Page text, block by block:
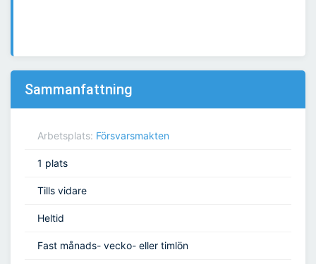
Sammanfattning
Arbetsplats: Försvarsmakten
1 plats
Tills vidare
Heltid
Fast månads- vecko- eller timlön